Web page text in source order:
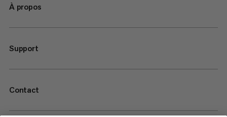
À propos
Support
Contact